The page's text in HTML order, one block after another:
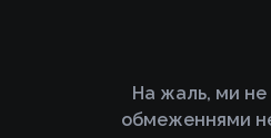
На жаль, ми не
обмеженнями